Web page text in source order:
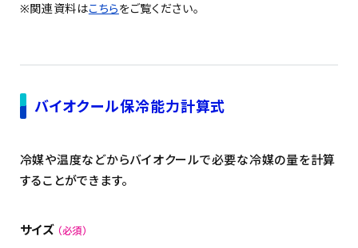
※関連資料はこちらをご覧ください。
バイオクール保冷能力計算式
冷媒や温度などからバイオクールで必要な冷媒の量を計算
することができます。
サイズ